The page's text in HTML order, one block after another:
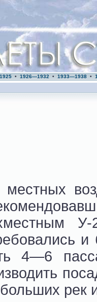
• 1926—1932 • 1933—1938 •
4—6
рек